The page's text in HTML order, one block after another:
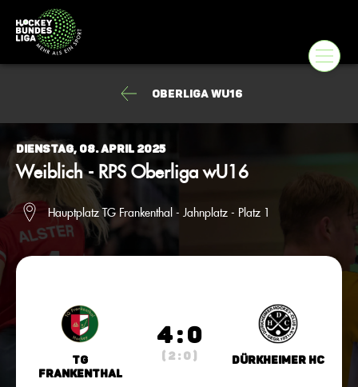
Oberliga wU16
Dienstag, 08. April 2025
Weiblich - RPS Oberliga wU16
Hauptplatz TG Frankenthal - Jahnplatz - Platz 1
TG
Frankenthal
4 : 0
( 2 : 0 ) Dürkheimer HC